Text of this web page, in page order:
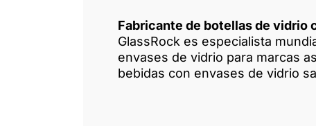
Fabricante de botellas de vidrio
GlassRock es especialista
envases de vidrio para marcas
bebidas con envases de vidrio